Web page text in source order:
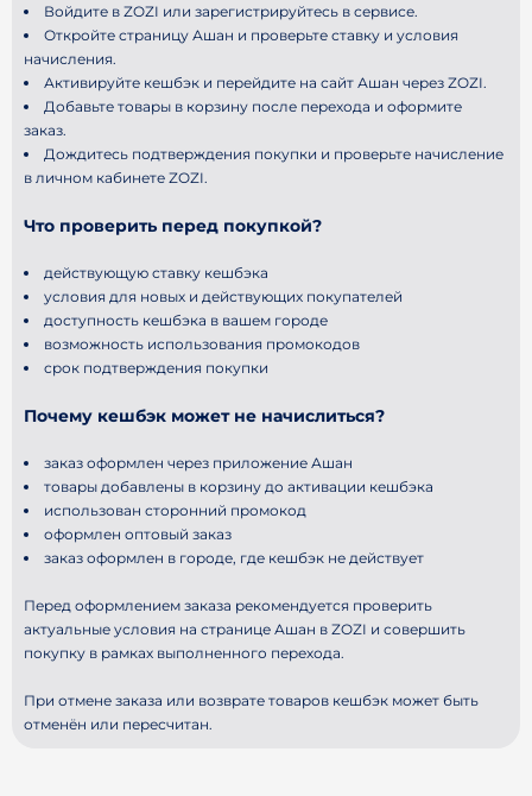
Войдите в ZOZI или зарегистрируйтесь в сервисе.
Откройте страницу Ашан и проверьте ставку и условия
начисления.
Активируйте кешбэк и перейдите на сайт Ашан через ZOZI.
Добавьте товары в корзину после перехода и оформите
заказ.
Дождитесь подтверждения покупки и проверьте начисление
в личном кабинете ZOZI.
Что проверить перед покупкой?
действующую ставку кешбэка
условия для новых и действующих покупателей
доступность кешбэка в вашем городе
возможность использования промокодов
срок подтверждения покупки
Почему кешбэк может не начислиться?
заказ оформлен через приложение Ашан
товары добавлены в корзину до активации кешбэка
использован сторонний промокод
оформлен оптовый заказ
заказ оформлен в городе, где кешбэк не действует
Перед оформлением заказа рекомендуется проверить
актуальные условия на странице Ашан в ZOZI и совершить
покупку в рамках выполненного перехода.
При отмене заказа или возврате товаров кешбэк может быть
отменён или пересчитан.